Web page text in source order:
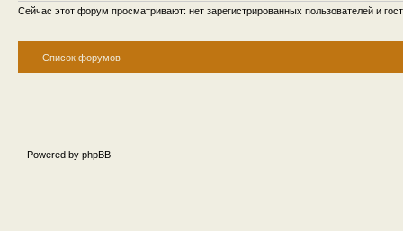
Сейчас этот форум просматривают: нет зарегистрированных пользователей и
Список форумов
Powered by phpBB